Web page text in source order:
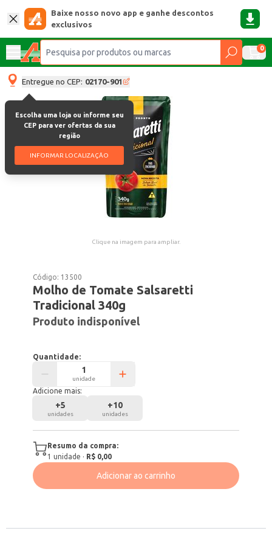
Baixe nosso novo app e ganhe descontos
exclusivos
0
Entregue no CEP: 02170-901
Escolha uma loja ou informe seu
CEP para ver ofertas da sua
região
INFORMAR LOCALIZAÇÃO
Clique na imagem para ampliar.
Código: 13500
Molho de Tomate Salsaretti
Tradicional 340g
Produto indisponível
Quantidade:
unidade
Adicione mais:
+5
unidades
+10
unidades
Resumo da compra:
1 unidade · R$ 0,00
Adicionar ao carrinho